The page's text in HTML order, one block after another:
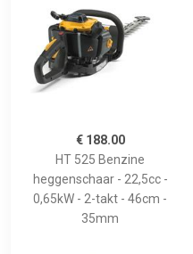
€ 188.00
HT 525 Benzine
heggenschaar - 22,5cc -
0,65kW - 2-takt - 46cm -
35mm